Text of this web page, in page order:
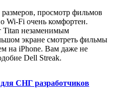
просмотр фильмов
Wi-Fi очень комфортен.
Titan незаменимым
экране смотреть фильмы
на iPhone. Вам даже не
Dell Streak.
СНГ разработчиков